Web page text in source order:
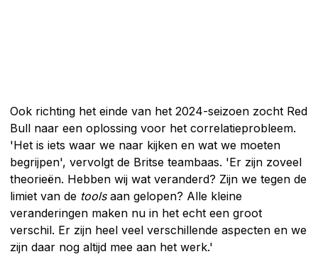
Ook richting het einde van het 2024-seizoen zocht Red
Bull naar een oplossing voor het correlatieprobleem.
'Het is iets waar we naar kijken en wat we moeten
begrijpen', vervolgt de Britse teambaas. 'Er zijn zoveel
theorieën. Hebben wij wat veranderd? Zijn we tegen de
limiet van de toolsaan gelopen? Alle kleine
veranderingen maken nu in het echt een groot
verschil. Er zijn heel veel verschillende aspecten en we
zijn daar nog altijd mee aan het werk.'